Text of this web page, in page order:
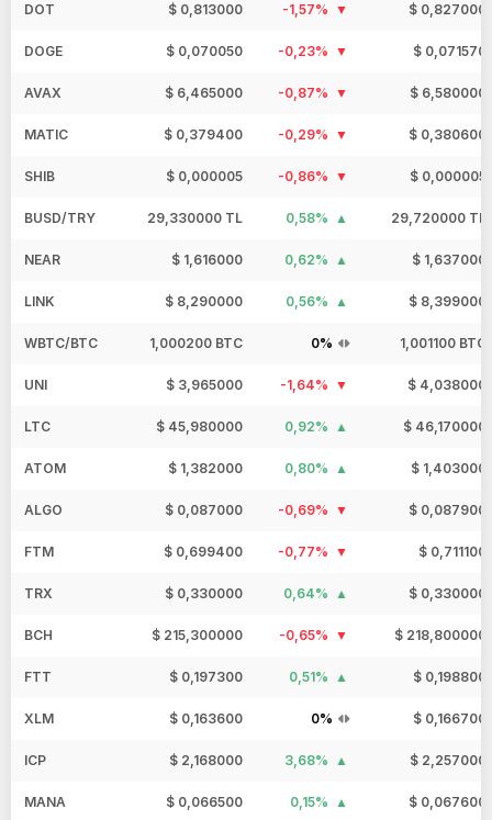
DOT $ 0,813000 -1,57% $ 0,827000
DOGE $ 0,070050 -0,23% $ 0,071570
AVAX $ 6,465000 -0,87% $ 6,580000
MATIC $ 0,379400 -0,29% $ 0,380600
SHIB $ 0,000005 -0,86% $ 0,000005
BUSD/TRY 29,330000 TL 0,58% 29,720000 TL
NEAR $ 1,616000 0,62% $ 1,637000
LINK $ 8,290000 0,56% $ 8,399000
WBTC/BTC 1,000200 BTC 0% 1,001100 BTC
UNI $ 3,965000 -1,64% $ 4,038000
LTC $ 45,980000 0,92% $ 46,170000
ATOM $ 1,382000 0,80% $ 1,403000
ALGO $ 0,087000 -0,69% $ 0,087900
FTM $ 0,699400 -0,77% $ 0,711100
TRX $ 0,330000 0,64% $ 0,330000
BCH $ 215,300000 -0,65% $ 218,800000
FTT $ 0,197300 0,51% $ 0,198800
XLM $ 0,163600 0% $ 0,166700
ICP $ 2,168000 3,68% $ 2,257000
MANA $ 0,066500 0,15% $ 0,067600